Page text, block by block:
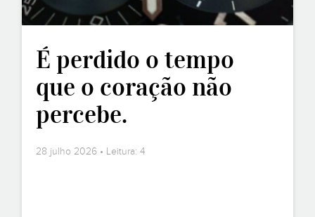
É perdido o tempo
que o coração não
percebe.
28 julho 2026 • Leitura: 4